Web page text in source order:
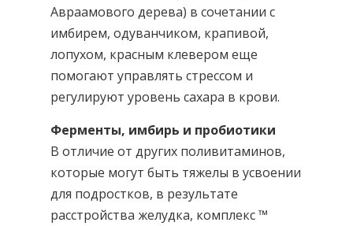
Авраамового дерева) в сочетании с
имбирем, одуванчиком, крапивой,
лопухом, красным клевером еще
помогают управлять стрессом и
регулируют уровень сахара в крови.
Ферменты, имбирь и пробиотики
В отличие от других поливитаминов,
которые могут быть тяжелы в усвоении
для подростков, в результате
расстройства желудка, комплекс ™